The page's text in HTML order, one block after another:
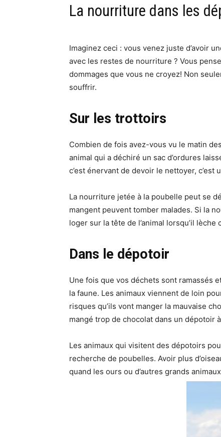
La nourriture dans les
Imaginez ceci : vous venez juste d’avoir
avec les restes de nourriture ? Vous
dommages que vous ne croyez! Non
souffrir.
Sur les trottoirs
Combien de fois avez-vous vu le matin
animal qui a déchiré un sac d’ordures
c’est énervant de devoir le nettoyer,
La nourriture jetée à la poubelle peut se
mangent peuvent tomber malades. Si la
loger sur la tête de l’animal lorsqu’il
Dans le dépotoir
Une fois que vos déchets sont ramassés
la faune. Les animaux viennent de loin
risques qu’ils vont manger la mauvaise
mangé trop de chocolat dans un dépotoir
Les animaux qui visitent des dépotoirs
recherche de poubelles. Avoir plus
quand les ours ou d’autres grands